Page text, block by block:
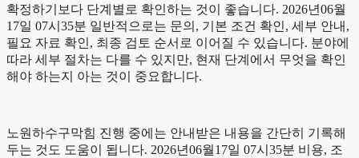
확정하기보다 단계별로 확인하는 것이 좋습니다. 2026년06월
17일 07시35분 일반적으로는 문의, 기본 조건 확인, 세부 안내,
필요 자료 확인, 최종 검토 순서로 이어질 수 있습니다. 분야에
따라 세부 절차는 다를 수 있지만, 현재 단계에서 무엇을 확인
해야 하는지 아는 것이 중요합니다.
노원하수구막힘 진행 중에는 안내받은 내용을 간단히 기록해
두는 것도 도움이 됩니다. 2026년06월17일 07시35분 비용, 조